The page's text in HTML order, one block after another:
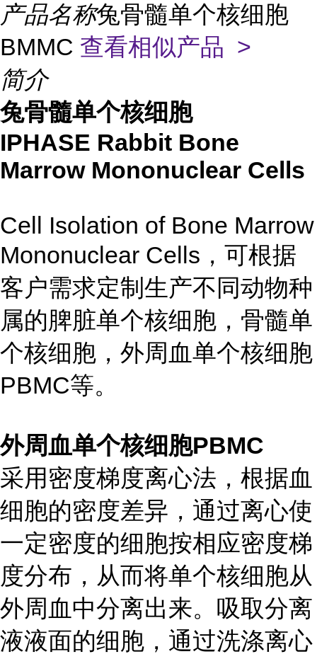
产品名称兔骨髓单个核细胞
BMMC 查看相似产品 >
简介
兔骨髓单个核细胞
IPHASE Rabbit Bone
Marrow Mononuclear Cells
Cell Isolation of Bone Marrow
Mononuclear Cells，可根据
客户需求定制生产不同动物种
属的脾脏单个核细胞，骨髓单
个核细胞，外周血单个核细胞
PBMC等。
外周血单个核细胞PBMC
采用密度梯度离心法，根据血
细胞的密度差异，通过离心使
一定密度的细胞按相应密度梯
度分布，从而将单个核细胞从
外周血中分离出来。吸取分离
液液面的细胞，通过洗涤离心